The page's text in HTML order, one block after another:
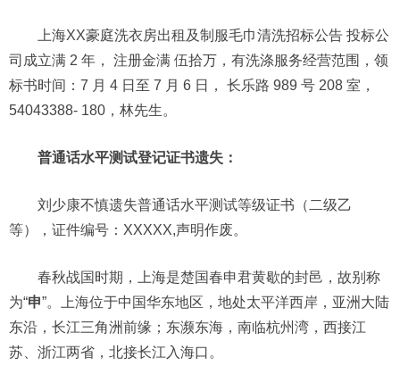
上海XX豪庭洗衣房出租及制服毛巾清洗招标公告 投标公
司成立满 2 年， 注册金满 伍拾万，有洗涤服务经营范围，领
标书时间：7 月 4 日至 7 月 6 日， 长乐路 989 号 208 室，
54043388- 180，林先生。
普通话水平测试登记证书遗失：
刘少康不慎遗失普通话水平测试等级证书（二级乙
等），证件编号：XXXXX,声明作废。
春秋战国时期，上海是楚国春申君黄歇的封邑，故别称
为“申”。上海位于中国华东地区，地处太平洋西岸，亚洲大陆
东沿，长江三角洲前缘；东濒东海，南临杭州湾，西接江
苏、浙江两省，北接长江入海口。